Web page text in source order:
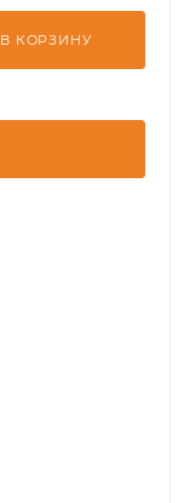
В КОРЗИНУ